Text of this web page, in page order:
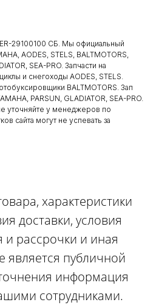
29100100 СБ. Мы официальный
AODES, STELS, BALTMOTORS,
SEA-PRO. Запчасти на
и снегоходы AODES, STELS.
BALTMOTORS. Зап
PARSUN, GLADIATOR, SEA-PRO.
уточняйте у менеджеров по
сайта могут не успевать за
характеристики
доставки, условия
и рассрочки и иная
публичной
информация
сотрудниками.